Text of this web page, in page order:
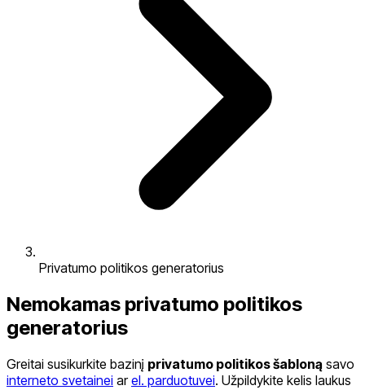
Privatumo politikos generatorius
Nemokamas privatumo politikos
generatorius
Greitai susikurkite bazinį privatumo politikos šabloną savo
interneto svetainei arel. parduotuvei. Užpildykite kelis laukus